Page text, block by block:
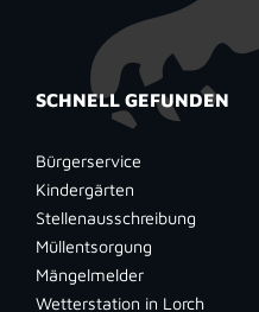
SCHNELL GEFUNDEN
Bürgerservice
Kindergärten
Stellenausschreibung
Müllentsorgung
Mängelmelder
Wetterstation in Lorch